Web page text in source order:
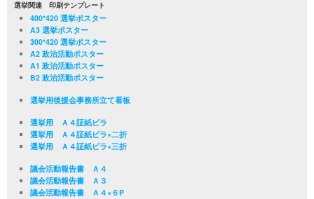
選挙関連 印刷テンプレート
400*420 選挙ポスター
A3 選挙ポスター
300*420 選挙ポスター
A2 政治活動ポスター
A1 政治活動ポスター
B2 政治活動ポスター
選挙用後援会事務所立て看板
選挙用 Ａ４証紙ビラ
選挙用 Ａ４証紙ビラ×二折
選挙用 Ａ４証紙ビラ×三折
議会活動報告書 Ａ４
議会活動報告書 Ａ３
議会活動報告書 Ａ４×６P